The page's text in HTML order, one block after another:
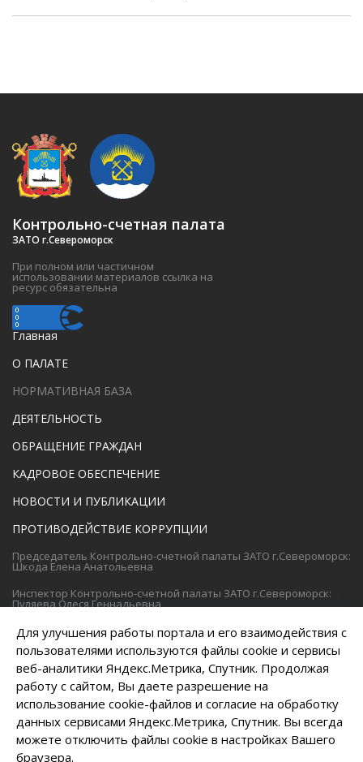
Контрольно-счетная палата
ЗАТО г.Североморск
При полном или частичном
использовании материалов ссылка на
ресурс обязательна
Главная
О ПАЛАТЕ
НОРМАТИВНАЯ БАЗА
ДЕЯТЕЛЬНОСТЬ
ОБРАЩЕНИЕ ГРАЖДАН
КАДРОВОЕ ОБЕСПЕЧЕНИЕ
НОВОСТИ И ПУБЛИКАЦИИ
ПРОТИВОДЕЙСТВИЕ КОРРУПЦИИ
Председатель Контрольно-счетной палаты ЗАТО г.Североморск:
Шкода Елена Анатольевна
Инспектор Контрольно-счетной палаты ЗАТО г.Североморск:
Пуляева Олеся Геннадьевна
Телефон:8 (81537) 4-68-46/8 (81537) 4-95-37
Факс: 8 (81537) 4-68-46
Электронная почта:ksp@citysever.ru
Политика в отношении обработки персональных данных
Создание сайта – Старт Икс
Для улучшения работы портала и его взаимодействия с
пользователями используются файлы cookie и сервисы
веб-аналитики Яндекс.Метрика, Спутник. Продолжая
работу с сайтом, Вы даете разрешение на
использование cookie-файлов и согласие на обработку
данных сервисами Яндекс.Метрика, Спутник. Вы всегда
можете отключить файлы cookie в настройках Вашего
браузера.